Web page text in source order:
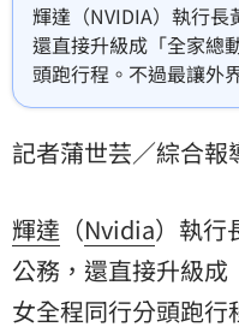
輝達（NVIDIA）執行長
還直接升級成「全家總
頭跑行程。不過最讓外
鏈行程，而是社群平台
熱議，甚至有人開始猜
記者蒲世芸／綜合報
輝達 （Nvidia）執行
公務，還直接升級
女全程同行分頭跑